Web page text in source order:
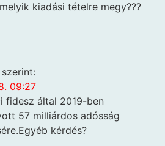
kiadási tételre megy???
szerint:
09:27
fidesz által 2019-ben
57 milliárdos adósság
kérdés?